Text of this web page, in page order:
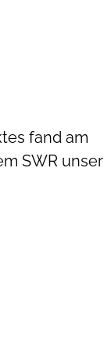
fand am
SWR unser